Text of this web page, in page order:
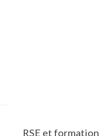
RSE et formation